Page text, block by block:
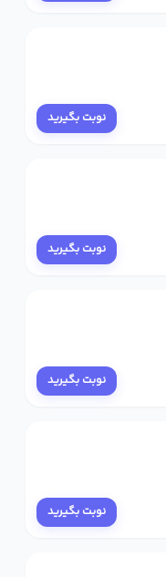
نوبت بگیرید
نوبت بگیرید
نوبت بگیرید
نوبت بگیرید